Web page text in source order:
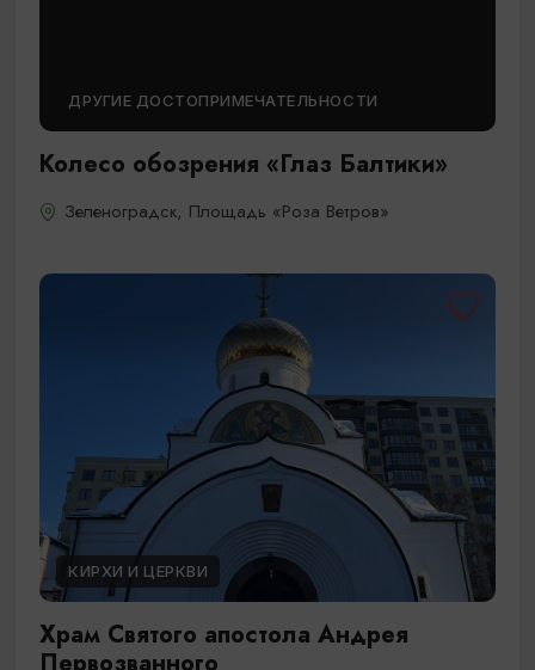
ДРУГИЕ ДОСТОПРИМЕЧАТЕЛЬНОСТИ
Колесо обозрения «Глаз Балтики»
Зеленоградск, ​Площадь «Роза Ветров»
КИРХИ И ЦЕРКВИ
Храм Святого апостола Андрея